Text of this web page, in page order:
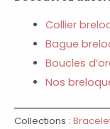
Collier
Bague
Boucles
Nos
Collections :